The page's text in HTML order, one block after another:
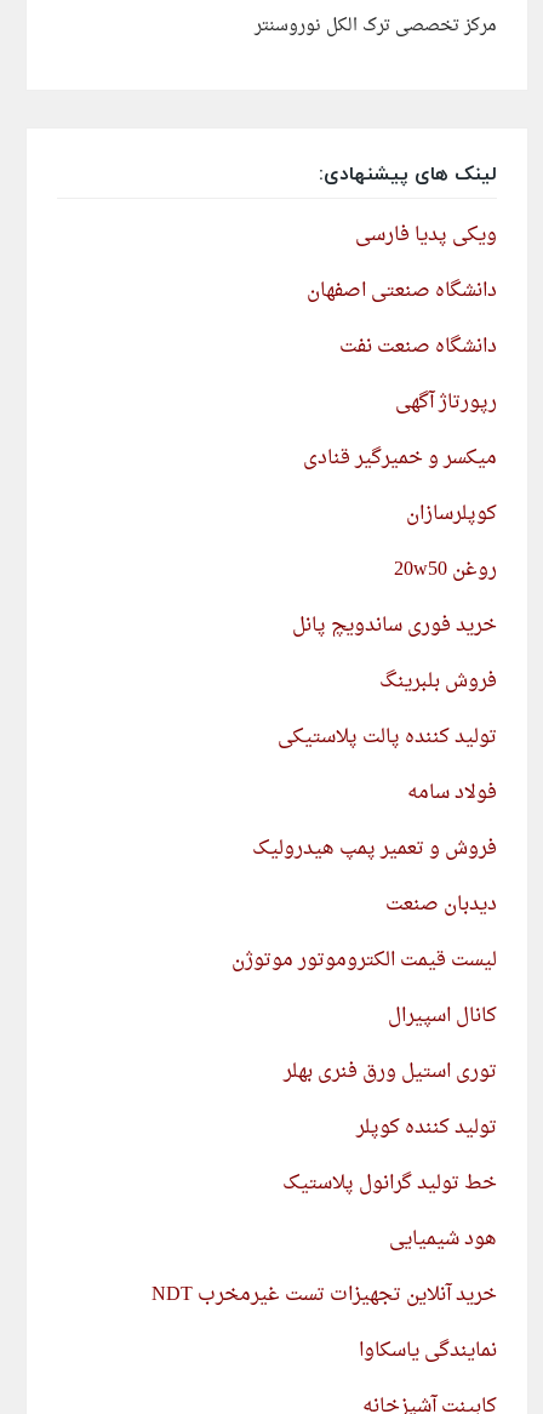
مرکز تخصصی ترک الکل نوروسنتر
لینک های پیشنهادی:
ویکی پدیا فارسی
دانشگاه صنعتی اصفهان
دانشگاه صنعت نفت
رپورتاژ آگهی
میکسر و خمیرگیر قنادی
کوپلرسازان
روغن 20w50
خرید فوری ساندویچ پانل
فروش بلبرینگ
تولید کننده پالت پلاستیکی
فولاد سامه
فروش و تعمیر پمپ هیدرولیک
دیدبان صنعت
لیست قیمت الکتروموتور موتوژن
کانال اسپیرال
توری استیل ورق فنری بهلر
تولید کننده کوپلر
خط تولید گرانول پلاستیک
هود شیمیایی
خرید آنلاین تجهیزات تست غیرمخرب NDT
نمایندگی یاسکاوا